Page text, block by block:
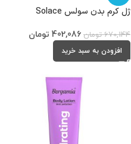
ژل کرم بدن سولس Solace
670,144 تومان 402,086 تومان
افزودن به سبد خرید